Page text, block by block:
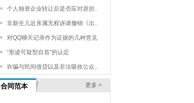
个人独资企业转让后是否应对原担..
非新生儿近亲属无权诉请撤销《出..
对QQ聊天记录作为证据的几种意见
“形迹可疑型自首”的认定
诈骗与民间借贷以及非法吸收公众..
合同范本 更多 >